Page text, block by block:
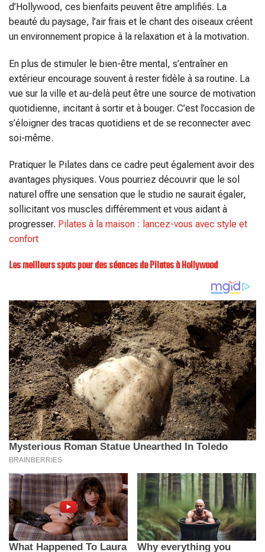
d’Hollywood, ces bienfaits peuvent être amplifiés. La
beauté du paysage, l’air frais et le chant des oiseaux créent
un environnement propice à la relaxation et à la motivation.
En plus de stimuler le bien-être mental, s’entraîner en
extérieur encourage souvent à rester fidèle à sa routine. La
vue sur la ville et au-delà peut être une source de motivation
quotidienne, incitant à sortir et à bouger. C’est l’occasion de
s’éloigner des tracas quotidiens et de se reconnecter avec
soi-même.
Pratiquer le Pilates dans ce cadre peut également avoir des
avantages physiques. Vous pourriez découvrir que le sol
naturel offre une sensation que le studio ne saurait égaler,
sollicitant vos muscles différemment et vous aidant à
progresser. Pilates à la maison : lancez-vous avec style et
confort
Les meilleurs spots pour des séances de Pilates à Hollywood